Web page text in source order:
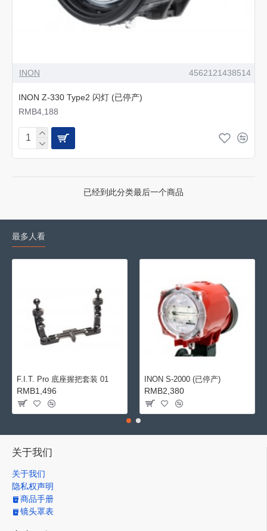
INON 4562121438514
INON Z-330 Type2 闪灯 (已停产)
RMB4,188
已经到此分类最后一个商品
最多人看
F.I.T. Pro 底座握把套装 01
RMB1,496
INON S-2000 (已停产)
RMB2,380
关于我们
关于我们
隐私权声明
商品手册
镜头罩表